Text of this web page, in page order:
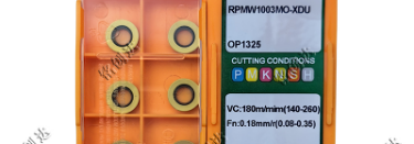
Bizim Hakkımızda
Ürünler
Haberler